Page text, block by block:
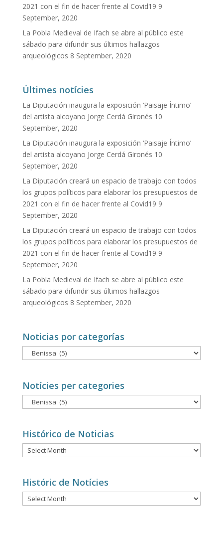
2021 con el fin de hacer frente al Covid19 9
September, 2020
La Pobla Medieval de Ifach se abre al público este
sábado para difundir sus últimos hallazgos
arqueológicos 8 September, 2020
Últimes notícies
La Diputación inaugura la exposición ‘Paisaje Íntimo’
del artista alcoyano Jorge Cerdá Gironés 10
September, 2020
La Diputación inaugura la exposición ‘Paisaje Íntimo’
del artista alcoyano Jorge Cerdá Gironés 10
September, 2020
La Diputación creará un espacio de trabajo con todos
los grupos políticos para elaborar los presupuestos de
2021 con el fin de hacer frente al Covid19 9
September, 2020
La Diputación creará un espacio de trabajo con todos
los grupos políticos para elaborar los presupuestos de
2021 con el fin de hacer frente al Covid19 9
September, 2020
La Pobla Medieval de Ifach se abre al público este
sábado para difundir sus últimos hallazgos
arqueológicos 8 September, 2020
Noticias por categorías
Noticias
por
Notícies per categories
Notícies
per
Histórico de Noticias
Histórico
de
Históric de Notícies
Históric
de